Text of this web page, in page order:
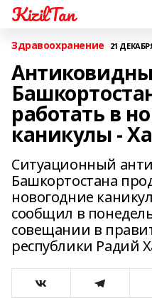
KizilTan
Здравоохранение 21
работать в
каникулы -
Ситуационный
Башкортостана
новогодние
сообщил в
совещании в
республики Радий